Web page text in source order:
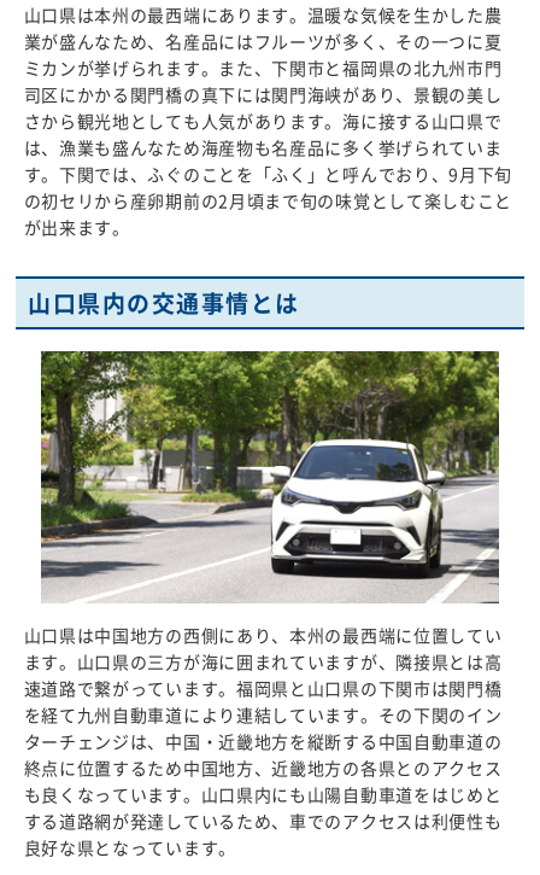
山口県は本州の最西端にあります。温暖な気候を生かした農
業が盛んなため、名産品にはフルーツが多く、その一つに夏
ミカンが挙げられます。また、下関市と福岡県の北九州市門
司区にかかる関門橋の真下には関門海峡があり、景観の美し
さから観光地としても人気があります。海に接する山口県で
は、漁業も盛んなため海産物も名産品に多く挙げられていま
す。下関では、ふぐのことを「ふく」と呼んでおり、9月下旬
の初セリから産卵期前の2月頃まで旬の味覚として楽しむこと
が出来ます。
山口県内の交通事情とは
山口県は中国地方の西側にあり、本州の最西端に位置してい
ます。山口県の三方が海に囲まれていますが、隣接県とは高
速道路で繋がっています。福岡県と山口県の下関市は関門橋
を経て九州自動車道により連結しています。その下関のイン
ターチェンジは、中国・近畿地方を縦断する中国自動車道の
終点に位置するため中国地方、近畿地方の各県とのアクセス
も良くなっています。山口県内にも山陽自動車道をはじめと
する道路網が発達しているため、車でのアクセスは利便性も
良好な県となっています。